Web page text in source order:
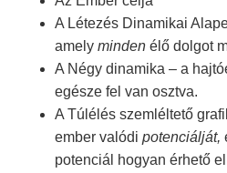
A Létezés Dinamikai
amely minden élő dolgot
A Négy dinamika – a
egésze fel van osztva.
A Túlélés szemléltető
ember valódi potenciálját,
potenciál hogyan érhető